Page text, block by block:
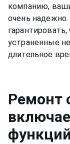
компанию,
очень
устраненные
длительное
Ремонт